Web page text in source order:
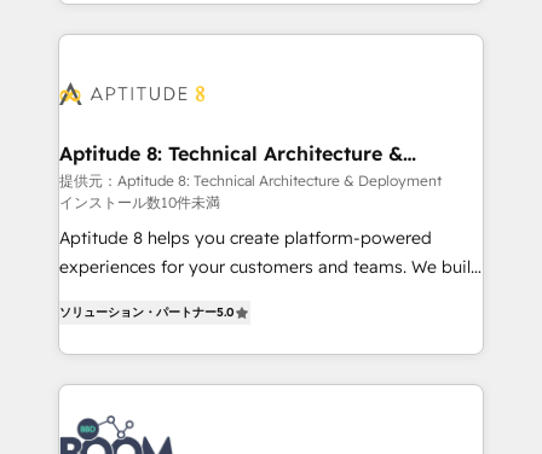
emailing) Informations clés : - 10 ans d'expérience -
experts conseil - 150 certifications HubSpot
builds scalable strategies that drive long-term
Seamless CRM, CMS, and automation setup •
Custom APIs and third-party integrations 📈 End-to-
End Revenue Acceleration • Lifecycle marketing and
pipeline growth programs • Sales enablement tools
and CRM optimization • Retention strategies with
customer journey mapping 🏅 Elite-Level HubSpot
implementations • Deep expertise across marketing,
sales, and service hubs • Built-in flexibility for
startups to global brands
Aptitude 8: Technical Architecture &
Deployment
提供元：Aptitude 8: Technical Architecture & Deployment
インストール数10件未満
Aptitude 8 helps you create platform-powered
experiences for your customers and teams. We build
across your entire tech stack. Aptitude 8 is trusted
by top brands such as Lenovo, Bluetooth,
International Sports Sciences Association, SXSW,
Notion, Soundcloud, American Nurses Association,
Randstad, Uber Freight, and HubSpot itself. We have
ソリューション・パートナー5.0